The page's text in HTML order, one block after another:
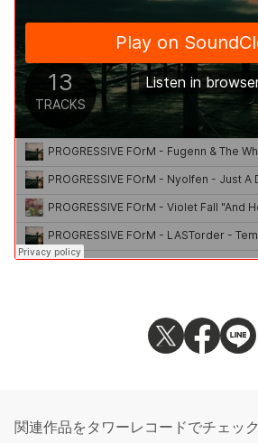
関連作品をタワーレコードでチェック